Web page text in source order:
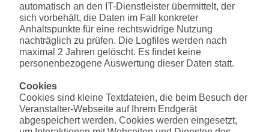
automatisch an den IT-Dienstleister übermittelt, der
sich vorbehält, die Daten im Fall konkreter
Anhaltspunkte für eine rechtswidrige Nutzung
nachträglich zu prüfen. Die Logfiles werden nach
maximal 2 Jahren gelöscht. Es findet keine
personenbezogene Auswertung dieser Daten statt.
Cookies
Cookies sind kleine Textdateien, die beim Besuch der
Veranstalter-Webseite auf Ihrem Endgerät
abgespeichert werden. Cookies werden eingesetzt,